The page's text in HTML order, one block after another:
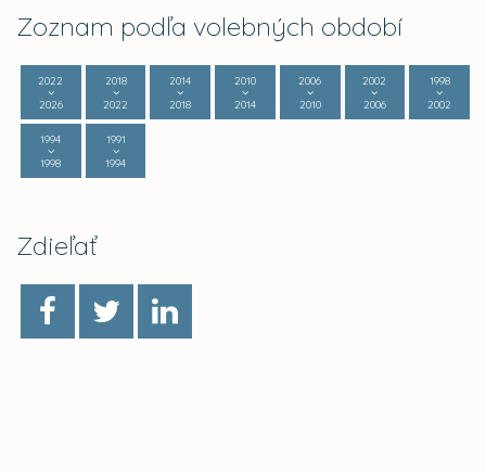
Zoznam podľa volebných období
2022
2026
2018
2022
2014
2018
2010
2014
2006
2010
2002
2006
1998
2002
1994
1998
1991
1994
Zdieľať